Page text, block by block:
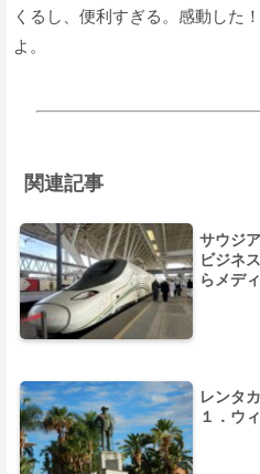
くるし、便利すぎる。感動した
よ。
関連記事
サウジ
ビジネ
らメデ
レンタ
１．ウ